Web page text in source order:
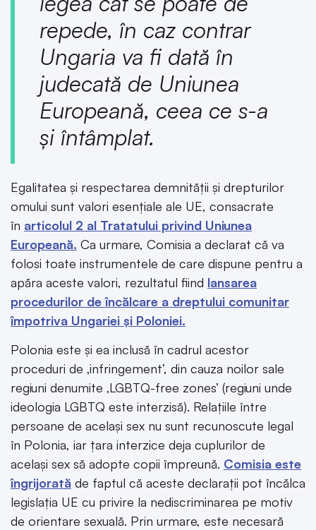
repede, în caz contrar
Ungaria va fi dată în
judecată de Uniunea
Europeană, ceea ce s-a
și întâmplat.
Egalitatea și respectarea demnității și drepturilor
omului sunt valori esențiale ale UE, consacrate
în articolul 2 al Tratatului privind Uniunea
Europeană. Ca urmare, Comisia a declarat că va
folosi toate instrumentele de care dispune pentru a
apăra aceste valori, rezultatul fiind lansarea
procedurilor de încălcare a dreptului comunitar
împotriva Ungariei și Poloniei.
Polonia este și ea inclusă în cadrul acestor
proceduri de ‚infringement’, din cauza noilor sale
regiuni denumite ‚LGBTQ-free zones’ (regiuni unde
ideologia LGBTQ este interzisă). Relațiile între
persoane de același sex nu sunt recunoscute legal
în Polonia, iar țara interzice deja cuplurilor de
același sex să adopte copii împreună. Comisia este
îngrijorată de faptul că aceste declarații pot încălca
legislația UE cu privire la nediscriminarea pe motiv
de orientare sexuală. Prin urmare, este necesară